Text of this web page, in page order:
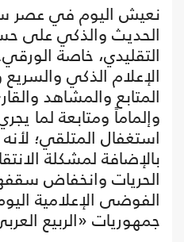
نعيش اليوم في عصر
الحديث والذكي على
التقليدي، خاصة
الإعلام الذكي
المتابع والمشاهد
وإلماماً ومتابعة لما
استغفال المتلقي؛
بالإضافة لمشكلة
الحريات وانخفاض
الفوضى الإعلامية
جمهوريات «الربيع